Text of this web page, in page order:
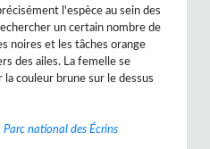
l'espèce au sein des
un certain nombre de
noires et les tâches orange
des ailes. La femelle se
la couleur brune sur le dessus
Parc national des Écrins